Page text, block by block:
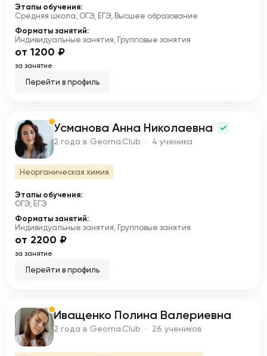
Этапы обучения:
Средняя школа, ОГЭ, ЕГЭ, Высшее образование
Форматы занятий:
Индивидуальные занятия, Групповые занятия
от 1200 ₽
за занятие
Перейти в профиль
У Усманова Анна Николаевна
2 года в Geoma.Club · 4 ученика
Неорганическая химия
Этапы обучения:
ОГЭ, ЕГЭ
Форматы занятий:
Индивидуальные занятия, Групповые занятия
от 2200 ₽
за занятие
Перейти в профиль
И Иващенко Полина Валериевна
2 года в Geoma.Club · 26 учеников